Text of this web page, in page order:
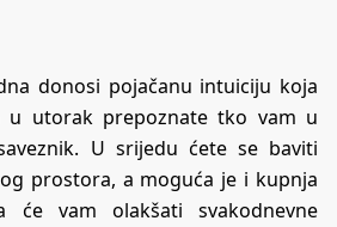
donosi pojačanu intuiciju koja
u utorak prepoznate tko vam u
U srijedu ćete se baviti
prostora, a moguća je i kupnja
će vam olakšati svakodnevne